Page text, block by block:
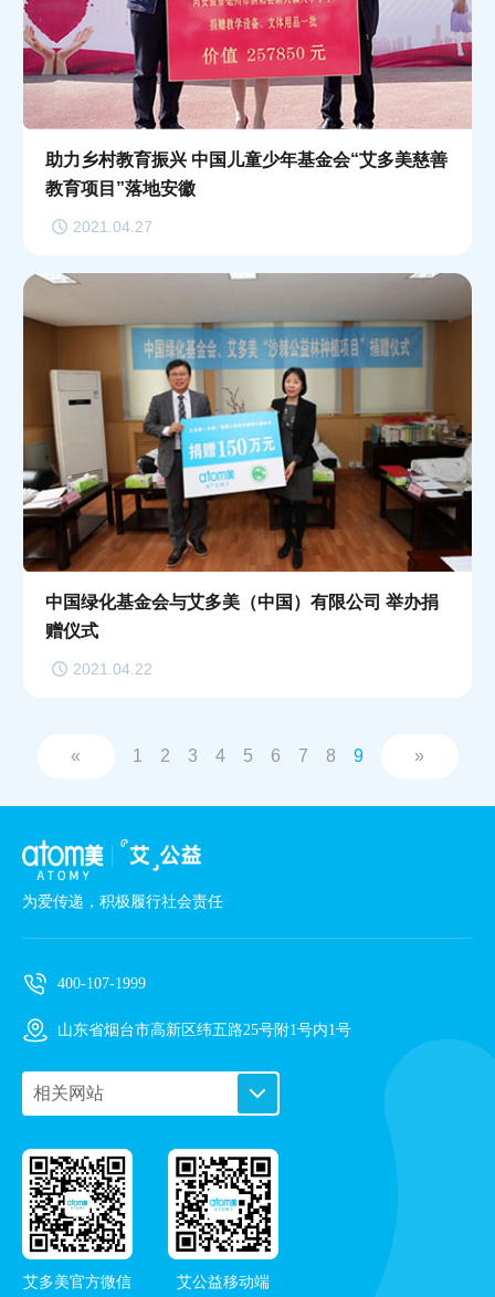
助力乡村教育振兴 中国儿童少年基金会“艾多美慈善
教育项目”落地安徽
2021.04.27
中国绿化基金会与艾多美（中国）有限公司 举办捐
赠仪式
2021.04.22
« 1 2 3 4 5 6 7 8 9 »
为爱传递，积极履行社会责任
400-107-1999
山东省烟台市高新区纬五路25号附1号内1号
相关网站
手机艾购商城
艾多美企业站
艾多美频道
在线导览
艾多美官方微信 艾公益移动端